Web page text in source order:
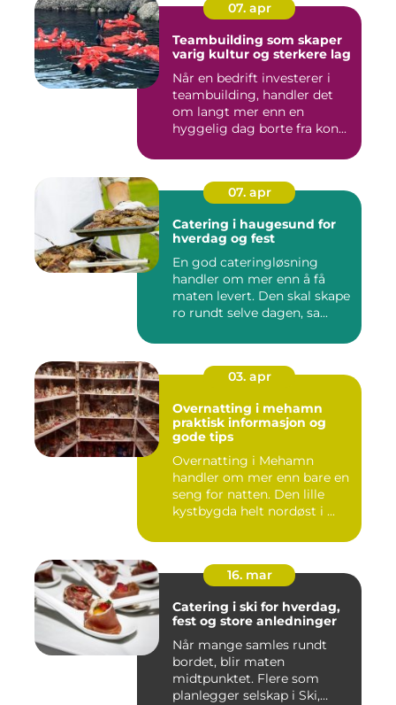
07. apr
Teambuilding som skaper
varig kultur og sterkere lag
Når en bedrift investerer i
teambuilding, handler det
om langt mer enn en
hyggelig dag borte fra kon...
07. apr
Catering i haugesund for
hverdag og fest
En god cateringløsning
handler om mer enn å få
maten levert. Den skal skape
ro rundt selve dagen, sa...
03. apr
Overnatting i mehamn
praktisk informasjon og
gode tips
Overnatting i Mehamn
handler om mer enn bare en
seng for natten. Den lille
kystbygda helt nordøst i ...
16. mar
Catering i ski for hverdag,
fest og store anledninger
Når mange samles rundt
bordet, blir maten
midtpunktet. Flere som
planlegger selskap i Ski,